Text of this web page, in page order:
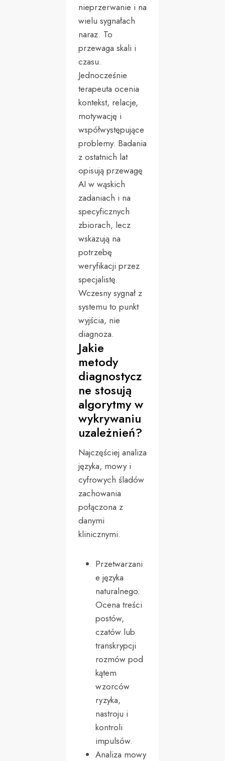
nieprzerwanie i na
wielu sygnałach
naraz. To
przewaga skali i
czasu.
Jednocześnie
terapeuta ocenia
kontekst, relacje,
motywację i
współwystępujące
problemy. Badania
z ostatnich lat
opisują przewagę
AI w wąskich
zadaniach i na
specyficznych
zbiorach, lecz
wskazują na
potrzebę
weryfikacji przez
specjalistę.
Wczesny sygnał z
systemu to punkt
wyjścia, nie
diagnoza.
Jakie
metody
diagnostycz
ne stosują
algorytmy w
wykrywaniu
uzależnień?
Najczęściej analiza
języka, mowy i
cyfrowych śladów
zachowania
połączona z
danymi
klinicznymi.
Przetwarzani
e języka
naturalnego.
Ocena treści
postów,
czatów lub
transkrypcji
rozmów pod
kątem
wzorców
ryzyka,
nastroju i
kontroli
impulsów.
Analiza mowy